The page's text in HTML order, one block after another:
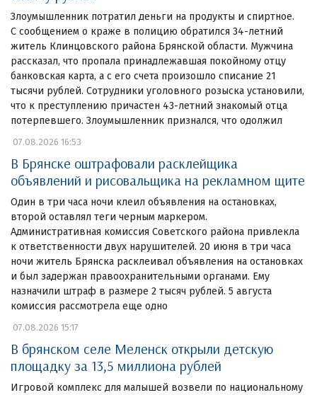
Злоумышленник потратил деньги на продукты и спиртное.
С сообщением о краже в полицию обратился 34-летний
житель Клинцовского района Брянской области. Мужчина
рассказал, что пропала принадлежавшая покойному отцу
банковская карта, а с его счета произошло списание 21
тысячи рублей. Сотрудники уголовного розыска установили,
что к преступлению причастен 43-летний знакомый отца
потерпевшего. Злоумышленник признался, что одолжил
07.08.2026 16:53
В Брянске оштрафовали расклейщика
объявлений и рисовальщика на рекламном щите
Один в три часа ночи клеил объявления на остановках,
второй оставлял теги черным маркером.
Административная комиссия Советского района привлекла
к ответственности двух нарушителей. 20 июня в три часа
ночи житель Брянска расклеивал объявления на остановках
и был задержан правоохранительными органами. Ему
назначили штраф в размере 2 тысяч рублей. 5 августа
комиссия рассмотрела еще одно
07.08.2026 15:17
В брянском селе Меленск открыли детскую
площадку за 13,5 миллиона рублей
Игровой комплекс для малышей возвели по национальному